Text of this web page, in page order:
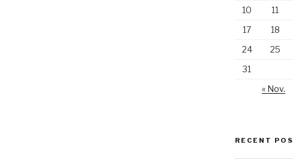
10
11
17
18
24
25
31
« Nov.
RECENT